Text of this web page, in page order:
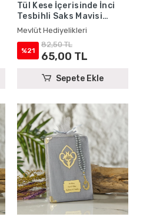
Tül Kese İçerisinde İnci
Tesbihli Saks Mavisi
Renkli Şantuk Yasin
Kitabı Seti - Mevlüt
Hediyelikleri
Mevlüt Hediyelikleri
%21
82,50 TL
65,00 TL
Sepete Ekle